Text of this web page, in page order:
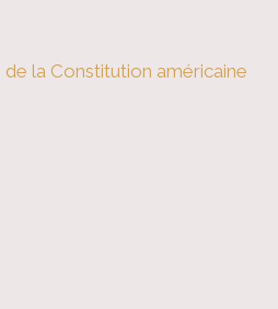
la Constitution américaine